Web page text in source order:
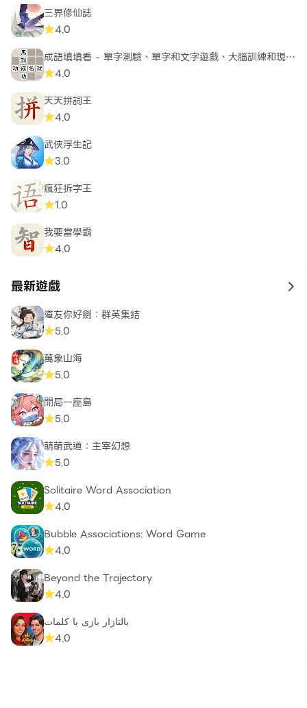
三界修仙誌
4.0
成語填填看 - 單字測驗、單字和文字遊戲、大腦訓練和現實
遊戲4.0
天天拼詞王
4.0
武俠浮生記
3.0
瘋狂拆字王
1.0
我要當學霸
4.0
最新遊戲 to
道友你好劍：群英集結
5.0
萬象山海
5.0
開局一座島
5.0
萌萌武道：主宰幻想
5.0
Solitaire Word Association
4.0
Bubble Associations: Word Game
4.0
Beyond the Trajectory
4.0
بالتازار بازی با کلمات
4.0